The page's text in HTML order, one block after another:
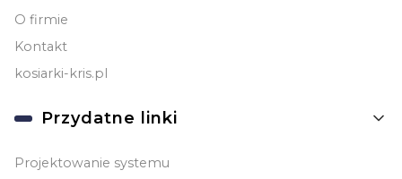
O firmie
Kontakt
kosiarki-kris.pl
Przydatne linki
Projektowanie systemu